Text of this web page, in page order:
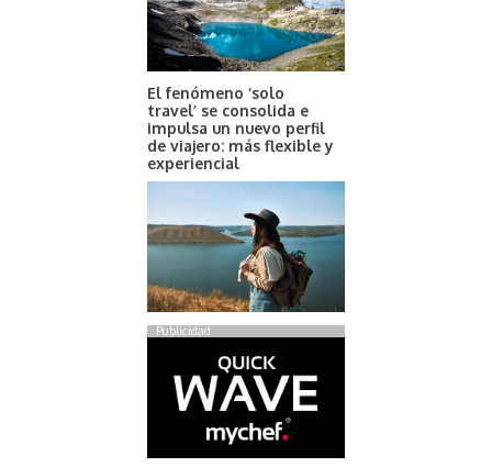
El fenómeno ‘solo
travel’ se consolida e
impulsa un nuevo perfil
de viajero: más flexible y
experiencial
Publicidad